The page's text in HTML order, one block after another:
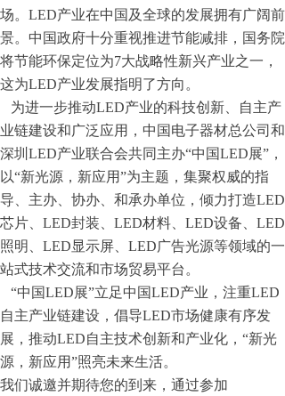
场。LED产业在中国及全球的发展拥有广阔前
景。中国政府十分重视推进节能减排，国务院
将节能环保定位为7大战略性新兴产业之一，
这为LED产业发展指明了方向。
为进一步推动LED产业的科技创新、自主产
业链建设和广泛应用，中国电子器材总公司和
深圳LED产业联合会共同主办“中国LED展”，
以“新光源，新应用”为主题，集聚权威的指
导、主办、协办、和承办单位，倾力打造LED
芯片、LED封装、LED材料、LED设备、LED
照明、LED显示屏、LED广告光源等领域的一
站式技术交流和市场贸易平台。
“中国LED展”立足中国LED产业，注重LED
自主产业链建设，倡导LED市场健康有序发
展，推动LED自主技术创新和产业化，“新光
源，新应用”照亮未来生活。
我们诚邀并期待您的到来，通过参加